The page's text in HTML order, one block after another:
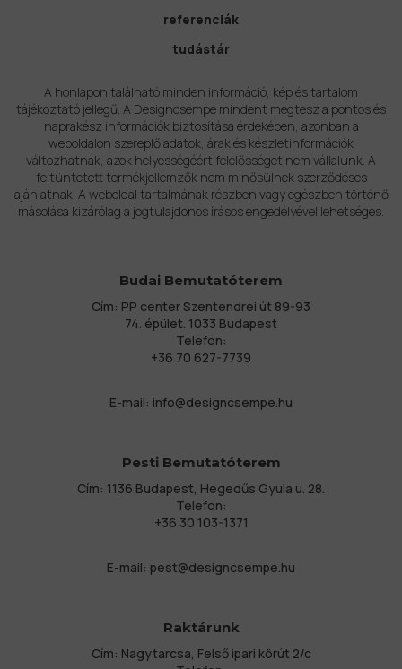
referenciák
tudástár
A honlapon található minden információ, kép és tartalom
tájékoztató jellegű. A Designcsempe mindent megtesz a pontos és
naprakész információk biztosítása érdekében, azonban a
weboldalon szereplő adatok, árak és készletinformációk
változhatnak, azok helyességéért felelősséget nem vállalunk. A
feltüntetett termékjellemzők nem minősülnek szerződéses
ajánlatnak. A weboldal tartalmának részben vagy egészben történő
másolása kizárólag a jogtulajdonos írásos engedélyével lehetséges.
Budai Bemutatóterem
Cím: PP center Szentendrei út 89-93
74. épület. 1033 Budapest
Telefon:
+36 70 627-7739
E-mail: info@designcsempe.hu
Pesti Bemutatóterem
Cím: 1136 Budapest, Hegedűs Gyula u. 28.
Telefon:
+36 30 103-1371
E-mail: pest@designcsempe.hu
Raktárunk
Cím: Nagytarcsa, Felső ipari körút 2/c